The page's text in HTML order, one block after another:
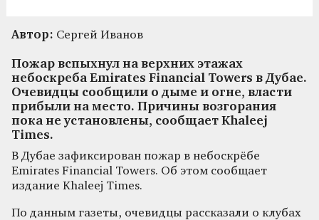
Автор: Сергей Иванов
Пожар вспыхнул на верхних этажах
небоскреба Emirates Financial Towers в Дубае.
Очевидцы сообщили о дыме и огне, власти
прибыли на место. Причины возгорания
пока не установлены, сообщает Khaleej
Times.
В Дубае зафиксирован пожар в небоскрёбе
Emirates Financial Towers. Об этом сообщает
издание Khaleej Times.
По данным газеты, очевидцы рассказали о клубах